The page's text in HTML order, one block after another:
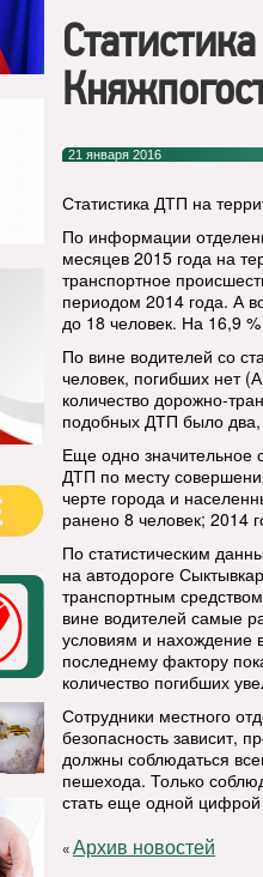
21 января 2016
Статистика ДТП на
По информации
месяцев 2015 года на
транспортное
периодом 2014 года. А
до 18 человек. На 16,9
По вине водителей со
человек, погибших нет
количество дорожно-
подобных ДТП было два,
Еще одно значительное
ДТП по месту
черте города и
ранено 8 человек; 2014
По статистическим
на автодороге
транспортным
вине водителей самые
условиям и нахождение
последнему фактору
количество погибших
Сотрудники местного
безопасность зависит,
должны соблюдаться
пешехода. Только
стать еще одной цифрой
«Архив новостей